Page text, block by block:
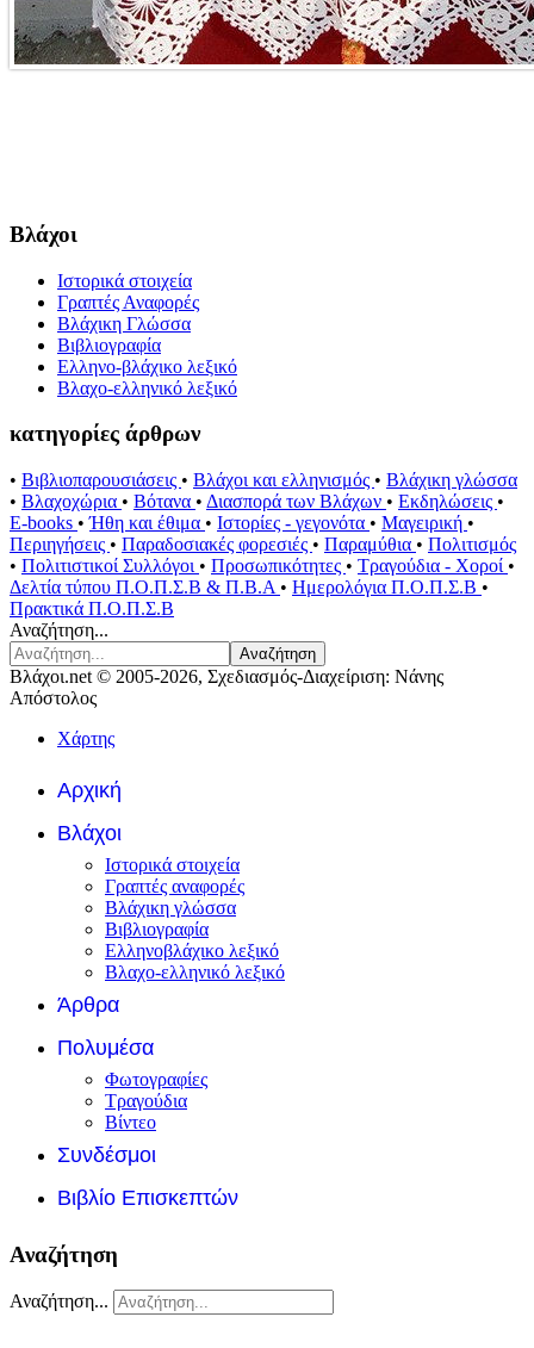
Βλάχοι
Ιστορικά στοιχεία
Γραπτές Αναφορές
Βλάχικη Γλώσσα
Βιβλιογραφία
Ελληνο-βλάχικο λεξικό
Βλαχο-ελληνικό λεξικό
κατηγορίες άρθρων
• Βιβλιοπαρουσιάσεις • Βλάχοι και ελληνισμός • Βλάχικη γλώσσα
• Βλαχοχώρια • Βότανα • Διασπορά των Βλάχων • Εκδηλώσεις •
E-books •Ήθη και έθιμα • Ιστορίες - γεγονότα • Μαγειρική •
Περιηγήσεις • Παραδοσιακές φορεσιές • Παραμύθια • Πολιτισμός
• Πολιτιστικοί Συλλόγοι • Προσωπικότητες • Τραγούδια - Χοροί •
Δελτία τύπου Π.Ο.Π.Σ.Β & Π.Β.Α • Ημερολόγια Π.Ο.Π.Σ.Β •
Πρακτικά Π.Ο.Π.Σ.Β
Αναζήτηση...
Αναζήτηση
Βλάχοι.net © 2005-2026, Σχεδιασμός-Διαχείριση: Νάνης
Απόστολος
Χάρτης
Αρχική
Βλάχοι
Ιστορικά στοιχεία
Γραπτές αναφορές
Βλάχικη γλώσσα
Βιβλιογραφία
Ελληνοβλάχικο λεξικό
Βλαχο-ελληνικό λεξικό
Άρθρα
Πολυμέσα
Φωτογραφίες
Τραγούδια
Βίντεο
Συνδέσμοι
Βιβλίο Επισκεπτών
Αναζήτηση
Αναζήτηση...